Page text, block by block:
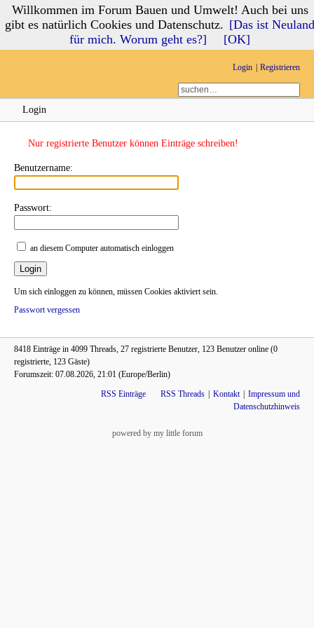
Forum Bauen und Umwelt
Login Registrieren
Login
Nur registrierte Benutzer können Einträge schreiben!
Benutzername:
Passwort:
an diesem Computer automatisch einloggen
Um sich einloggen zu können, müssen Cookies aktiviert sein.
Passwort vergessen
8418 Einträge in 4099 Threads, 27 registrierte Benutzer, 123 Benutzer online (0
registrierte, 123 Gäste)
Forumszeit: 07.08.2026, 21:01 (Europe/Berlin)
RSS Einträge
RSS Threads Kontakt
Impressum und
Datenschutzhinweis
powered by my little forum
Willkommen im Forum Bauen und Umwelt! Auch bei uns
gibt es natürlich Cookies und Datenschutz. [Das ist Neuland
für mich. Worum geht es?]
[OK]